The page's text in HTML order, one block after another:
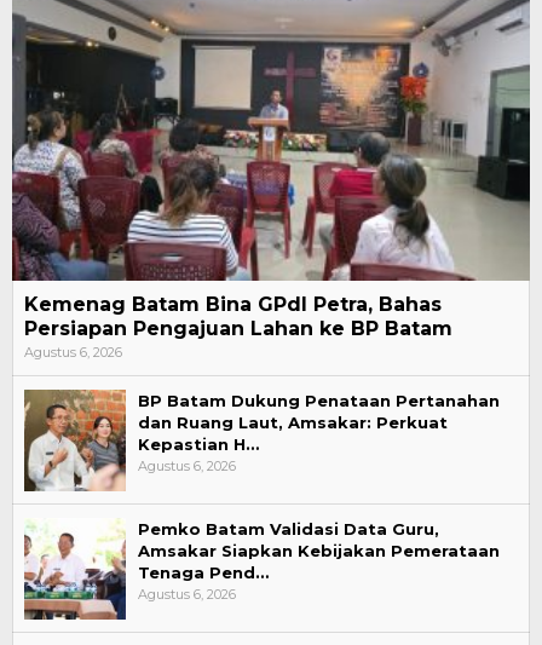
Kemenag Batam Bina GPdI Petra, Bahas
Persiapan Pengajuan Lahan ke BP Batam
Agustus 6, 2026
BP Batam Dukung Penataan Pertanahan
dan Ruang Laut, Amsakar: Perkuat
Kepastian H…
Agustus 6, 2026
Pemko Batam Validasi Data Guru,
Amsakar Siapkan Kebijakan Pemerataan
Tenaga Pend…
Agustus 6, 2026